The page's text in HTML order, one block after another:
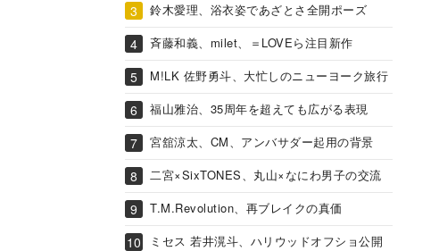
鈴木愛理、浴衣姿であざとさ全開ポーズ
斉藤和義、milet、＝LOVEら注目新作
M!LK 佐野勇斗、大忙しのニューヨーク旅行
福山雅治、35周年を超えても広がる表現
宮舘涼太、CM、アンバサダー起用の背景
二宮×SixTONES、丸山×なにわ男子の交流
T.M.Revolution、再ブレイクの真価
ミセス 若井滉斗、ハリウッドオフショ公開